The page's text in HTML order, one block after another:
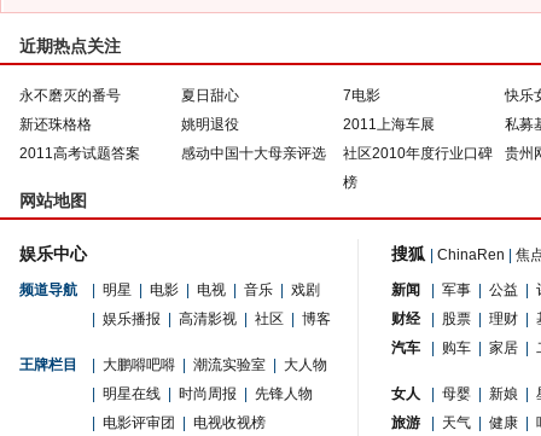
近期热点关注
永不磨灭的番号 夏日甜心 7电影
快乐
新还珠格格
姚明退役 2011上海车展
私募
2011高考试题答案
感动中国十大母亲评选
社区2010年度行业口碑
榜
贵州
网站地图
娱乐中心
频道导航 明星 电影 电视 音乐
戏剧
娱乐播报 高清影视 社区 博客
王牌栏目 大鹏嘚吧嘚 潮流实验室
大人物
明星在线 时尚周报
先锋人物
电影评审团 电视收视榜
搜狐 ChinaRen 焦
新闻 军事 公益
财经
股票 理财
汽车
购车 家居
女人 母婴 新娘
旅游
天气 健康